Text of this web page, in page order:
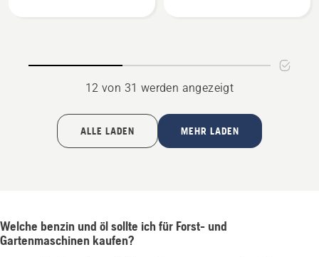
12 von 31 werden angezeigt
ALLE LADEN MEHR LADEN
Welche benzin und öl sollte ich für Forst- und
Gartenmaschinen kaufen?